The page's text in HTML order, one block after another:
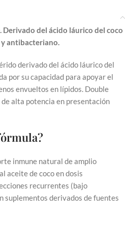
del ácido láurico del coco
antibacteriano.
derivado del ácido láurico del
por su capacidad para apoyar el
envueltos en lípidos. Double
alta potencia en presentación
inmune natural de amplio
aceite de coco en dosis
recurrentes (bajo
suplementos derivados de fuentes